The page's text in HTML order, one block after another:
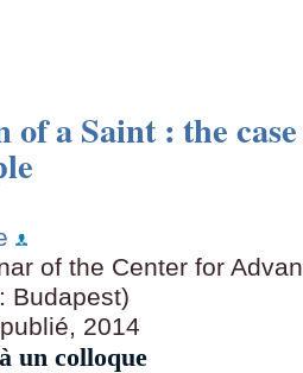
of a Saint : the
of the Center for
Budapest)
2014
un colloque